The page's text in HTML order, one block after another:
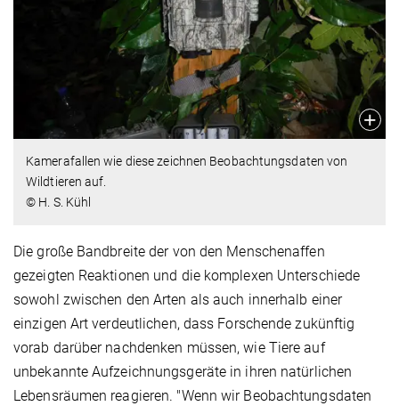
Kamerafallen wie diese zeichnen Beobachtungsdaten von
Wildtieren auf.
© H. S. Kühl
Die große Bandbreite der von den Menschenaffen
gezeigten Reaktionen und die komplexen Unterschiede
sowohl zwischen den Arten als auch innerhalb einer
einzigen Art verdeutlichen, dass Forschende zukünftig
vorab darüber nachdenken müssen, wie Tiere auf
unbekannte Aufzeichnungsgeräte in ihren natürlichen
Lebensräumen reagieren. "Wenn wir Beobachtungsdaten